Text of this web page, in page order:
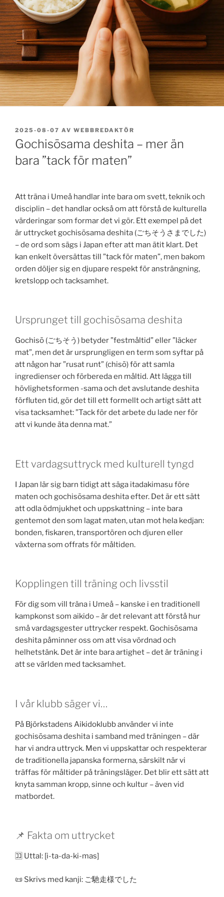
PUBLICERAT
2025-08-07 AV WEBBREDAKTÖR
Gochisōsama deshita – mer än
bara ”tack för maten”
Att träna i Umeå handlar inte bara om svett, teknik och
disciplin – det handlar också om att förstå de kulturella
värderingar som formar det vi gör. Ett exempel på det
är uttrycket gochisōsama deshita (ごちそうさまでした)
– de ord som sägs i Japan efter att man ätit klart. Det
kan enkelt översättas till ”tack för maten”, men bakom
orden döljer sig en djupare respekt för ansträngning,
kretslopp och tacksamhet.
Ursprunget till gochisōsama deshita
Gochisō (ごちそう) betyder ”festmåltid” eller ”läcker
mat”, men det är ursprungligen en term som syftar på
att någon har ”rusat runt” (chisō) för att samla
ingredienser och förbereda en måltid. Att lägga till
hövlighetsformen -sama och det avslutande deshita
förfluten tid, gör det till ett formellt och artigt sätt att
visa tacksamhet: ”Tack för det arbete du lade ner för
att vi kunde äta denna mat.”
Ett vardagsuttryck med kulturell tyngd
I Japan lär sig barn tidigt att säga itadakimasu före
maten och gochisōsama deshita efter. Det är ett sätt
att odla ödmjukhet och uppskattning – inte bara
gentemot den som lagat maten, utan mot hela kedjan:
bonden, fiskaren, transportören och djuren eller
växterna som offrats för måltiden.
Kopplingen till träning och livsstil
För dig som vill träna i Umeå – kanske i en traditionell
kampkonst som aikido – är det relevant att förstå hur
små vardagsgester uttrycker respekt. Gochisōsama
deshita påminner oss om att visa vördnad och
helhetstänk. Det är inte bara artighet – det är träning i
att se världen med tacksamhet.
I vår klubb säger vi…
På Björkstadens Aikidoklubb använder vi inte
gochisōsama deshita i samband med träningen – där
har vi andra uttryck. Men vi uppskattar och respekterar
de traditionella japanska formerna, särskilt när vi
träffas för måltider på träningsläger. Det blir ett sätt att
knyta samman kropp, sinne och kultur – även vid
matbordet.
📌 Fakta om uttrycket
🈁 Uttal: [i-ta-da-ki-mas]
📜 Skrivs med kanji: ご馳走様でした